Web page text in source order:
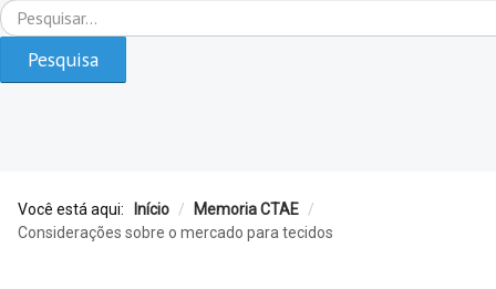
Pesquisar...
Pesquisa
Você está aqui: Início / Memoria CTAE /
Considerações sobre o mercado para tecidos